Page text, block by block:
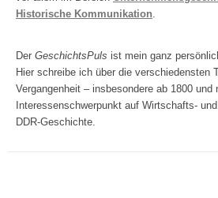
Historische Kommunikation
Der GeschichtsPuls ist mein ganz
Hier schreibe ich über die verschiedensten
Vergangenheit – insbesondere ab 1800 und
Interessenschwerpunkt auf Wirtschafts-
DDR-Geschichte.